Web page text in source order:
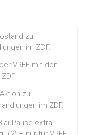
zu
im ZDF.
VRFF mit den
zu
im ZDF.
extra: